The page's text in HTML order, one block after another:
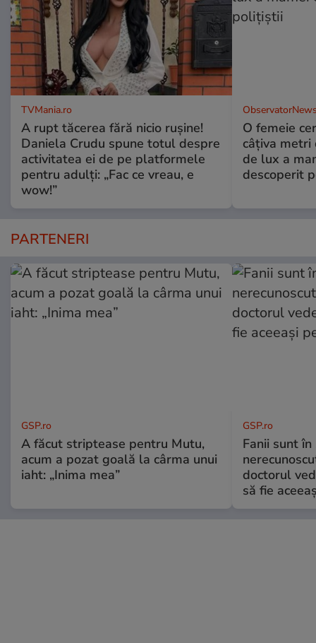
TVMania.ro
A rupt tăcerea fără nicio rușine!
Daniela Crudu spune totul despre
activitatea ei de pe platformele
pentru adulți: „Fac ce vreau, e
wow!”
O femeie
câţiva metri
de lux a
descoperit
PARTENERI
GSP.ro
A făcut striptease pentru Mutu,
acum a pozat goală la cârma unui
iaht: „Inima mea”
GSP.ro
Fanii sunt în
doctorul
să fie